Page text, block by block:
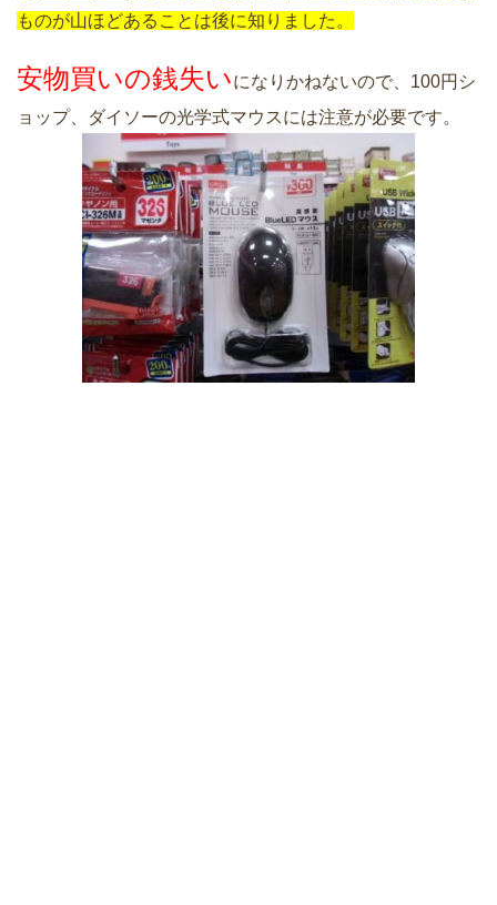
ものが山ほどあることは後に知りました。
安物買いの銭失いになりかねないので、100円シ
ョップ、ダイソーの光学式マウスには注意が必要です。